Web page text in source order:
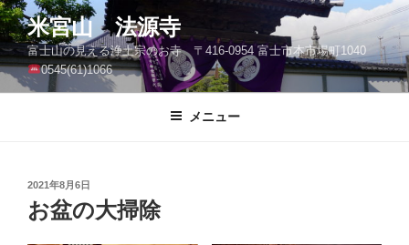
コ
ン
テ
ン
ツ
米宮山 法源寺
富士山の見える浄土宗のお寺 〒416-0954 富士市本市場町1040
0545(61)1066
メニュー
投
稿
日:
2021年8月6日
お盆の大掃除